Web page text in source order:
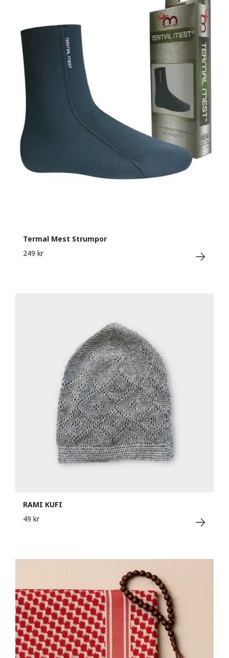
Termal Mest Strumpor
249 kr
RAMI KUFI
49 kr